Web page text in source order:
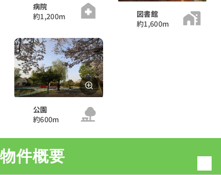
病院
約1,200m
図書館
約1,600m
公園
約600m
物件概要